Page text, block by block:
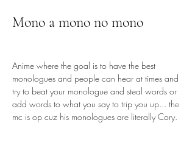
Mono a mono no mono
Anime where the goal is to have the best
monologues and people can hear at times and
try to beat your monologue and steal words or
add words to what you say to trip you up... the
mc is op cuz his monologues are literally Cory.